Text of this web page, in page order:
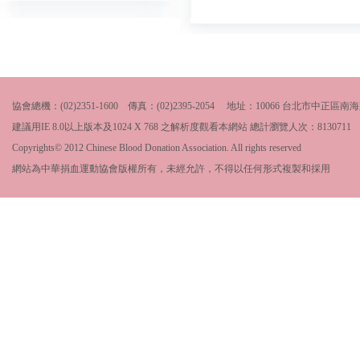
協會總機：(02)2351-1600 傳真：(02)2395-2054 地址：10066 台北市中正區南
建議用IE 8.0以上版本及1024 X 768 之解析度觀看本網站 總計瀏覽人次： 8130711
Copyrights© 2012 Chinese Blood Donation Association. All rights reserved
網站為中華捐血運動協會版權所有，未經允許，不得以任何形式複製和採用